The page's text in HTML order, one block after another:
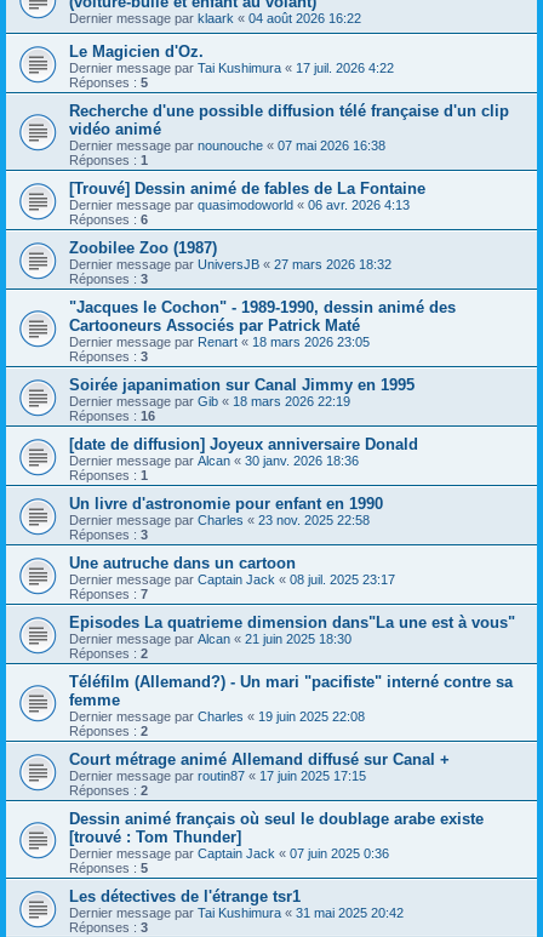
Dernier message par klaark « 04 août 2026 16:22
Le Magicien d'Oz.
Dernier message par Tai Kushimura « 17 juil. 2026 4:22
Réponses : 5
Recherche d'une possible diffusion télé française d'un clip
vidéo animé
Dernier message par nounouche « 07 mai 2026 16:38
Réponses : 1
[Trouvé] Dessin animé de fables de La Fontaine
Dernier message par quasimodoworld « 06 avr. 2026 4:13
Réponses : 6
Zoobilee Zoo (1987)
Dernier message par UniversJB « 27 mars 2026 18:32
Réponses : 3
"Jacques le Cochon" - 1989-1990, dessin animé des
Cartooneurs Associés par Patrick Maté
Dernier message par Renart « 18 mars 2026 23:05
Réponses : 3
Soirée japanimation sur Canal Jimmy en 1995
Dernier message par Gib « 18 mars 2026 22:19
Réponses : 16
[date de diffusion] Joyeux anniversaire Donald
Dernier message par Alcan « 30 janv. 2026 18:36
Réponses : 1
Un livre d'astronomie pour enfant en 1990
Dernier message par Charles « 23 nov. 2025 22:58
Réponses : 3
Une autruche dans un cartoon
Dernier message par Captain Jack « 08 juil. 2025 23:17
Réponses : 7
Episodes La quatrieme dimension dans"La une est à vous"
Dernier message par Alcan « 21 juin 2025 18:30
Réponses : 2
Téléfilm (Allemand?) - Un mari "pacifiste" interné contre sa
femme
Dernier message par Charles « 19 juin 2025 22:08
Réponses : 2
Court métrage animé Allemand diffusé sur Canal +
Dernier message par routin87 « 17 juin 2025 17:15
Réponses : 2
Dessin animé français où seul le doublage arabe existe
[trouvé : Tom Thunder]
Dernier message par Captain Jack « 07 juin 2025 0:36
Réponses : 5
Les détectives de l'étrange tsr1
Dernier message par Tai Kushimura « 31 mai 2025 20:42
Réponses : 3